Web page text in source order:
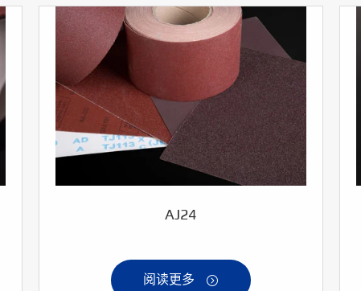
AJ24
阅读更多 